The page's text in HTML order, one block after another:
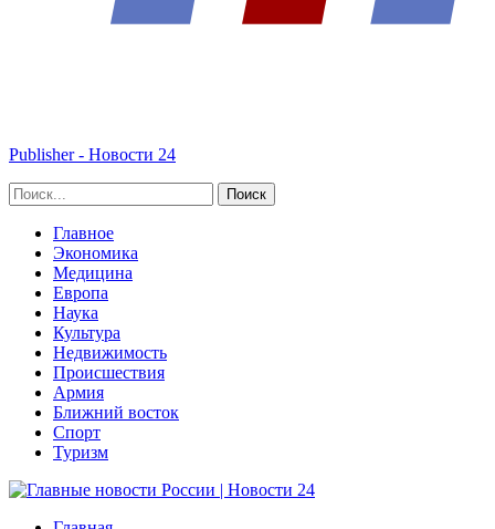
Publisher - Новости 24
Главное
Экономика
Медицина
Европа
Наука
Культура
Недвижимость
Происшествия
Армия
Ближний восток
Спорт
Туризм